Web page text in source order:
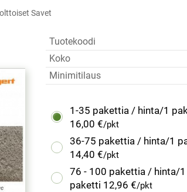
Savet
Tuotekoodi
Koko
Minimitilaus
1-35 pakettia / hinta/1
16,00 €/pkt
36-75 pakettia / hinta/1
14,40 €/pkt
76 - 100 pakettia / hinta/1
paketti 12,96 €/pkt